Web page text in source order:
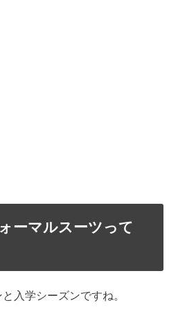
ーマルスーツって
入学シーズンですね。